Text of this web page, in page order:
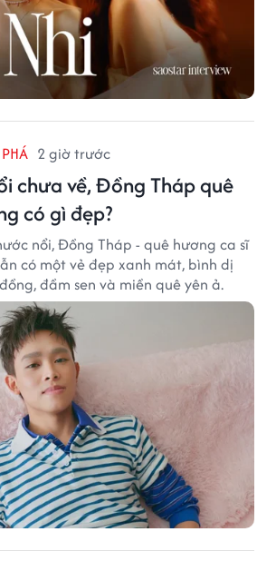
2 giờ trước
chưa về, Đồng Tháp quê
có gì đẹp?
nổi, Đồng Tháp - quê hương ca sĩ
có một vẻ đẹp xanh mát, bình dị
đầm sen và miền quê yên ả.